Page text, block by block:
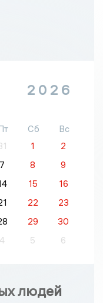
2026
Сб
Вс
1
2
7 8
9
15
16
22
23
29
30
4 5 6
людей